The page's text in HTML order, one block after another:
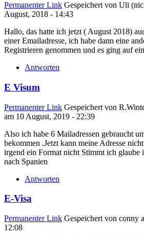
Permanenter Link Gespeichert von Uli
August, 2018 - 14:43
Hallo, das hatte ich jetzt ( August 2018)
einer Emailadresse, ich habe dann eine
Registrieren genommen und es ging auf
Antworten
E Visum
Permanenter Link Gespeichert von
am 10 August, 2019 - 22:39
Also ich habe 6 Mailadressen gebraucht
bekommen .Jetzt kann meine Adresse
irgend ein Format nicht Stimmt ich glaube
nach Spanien
Antworten
E-Visa
Permanenter Link Gespeichert von conny
12:08